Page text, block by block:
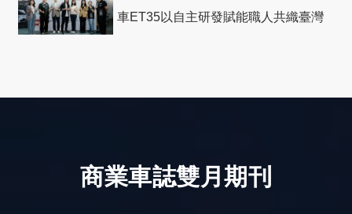
車ET35以自主研發賦能職人共織臺灣
商業車誌雙月期刊